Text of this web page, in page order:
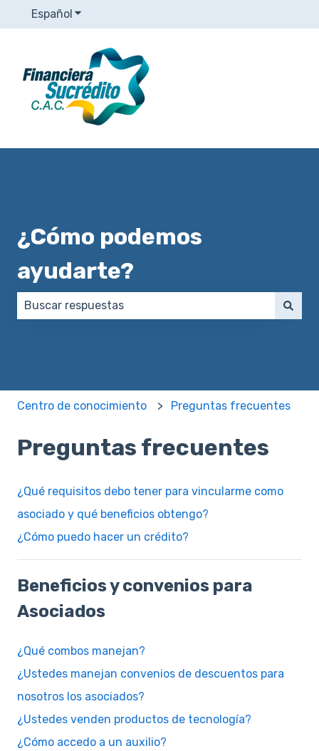
Español Traducciones de Mostrar submenú de
¿Cómo podemos
ayudarte?
Centro de conocimiento Preguntas frecuentes
Preguntas frecuentes
¿Qué requisitos debo tener para vincularme como
asociado y qué beneficios obtengo?
¿Cómo puedo hacer un crédito?
Beneficios y convenios para
Asociados
¿Qué combos manejan?
¿Ustedes manejan convenios de descuentos para
nosotros los asociados?
¿Ustedes venden productos de tecnología?
¿Cómo accedo a un auxilio?